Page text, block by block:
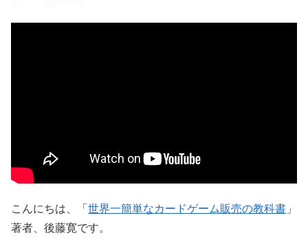
こんにちは、「 世界一簡単なカードゲーム販売の教科書 」
著者、後藤寛です。